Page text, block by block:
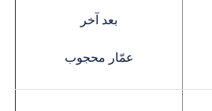
بعد آخر
عمّار محجوب